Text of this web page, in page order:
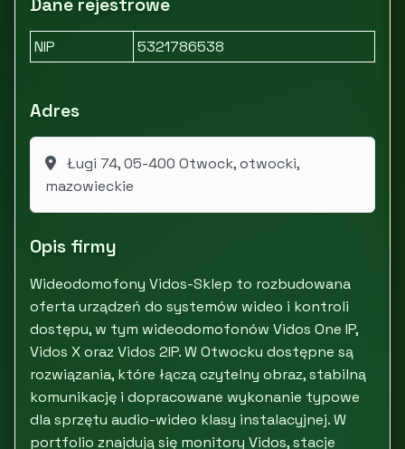
NIP 5321786538
Adres
Ługi 74, 05-400 Otwock, otwocki,
mazowieckie
Opis firmy
Wideodomofony Vidos-Sklep to rozbudowana
oferta urządzeń do systemów wideo i kontroli
dostępu, w tym wideodomofonów Vidos One IP,
Vidos X oraz Vidos 2IP. W Otwocku dostępne są
rozwiązania, które łączą czytelny obraz, stabilną
komunikację i dopracowane wykonanie typowe
dla sprzętu audio-wideo klasy instalacyjnej. W
portfolio znajdują się monitory Vidos, stacje